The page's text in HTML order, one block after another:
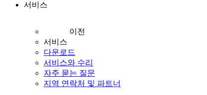
서비스
이전
서비스
다운로드
서비스와 수리
자주 묻는 질문
지역 연락처 및 파트너